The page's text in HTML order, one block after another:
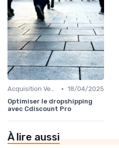
Acquisition Vendeurs • 18/04/2025
Optimiser le dropshipping
avec Cdiscount Pro
À lire aussi